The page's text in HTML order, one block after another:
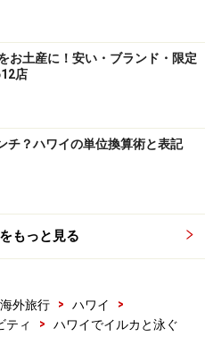
お土産に！安い・ブランド・限定
店
チ？ハワイの単位換算術と表記
もっと見る
海外旅行 > ハワイ
>
ティ
> ハワイでイルカと泳ぐ